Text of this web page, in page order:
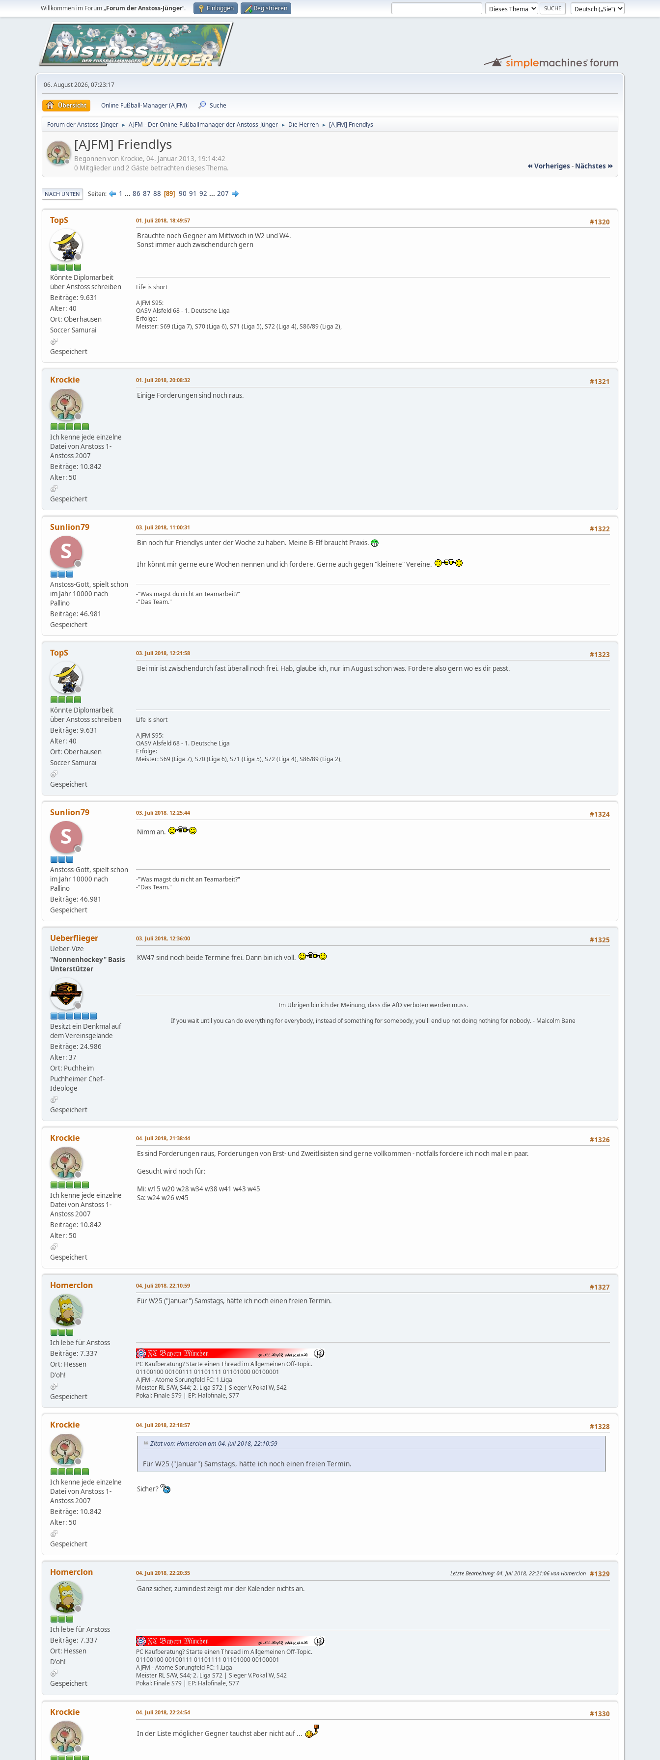
Willkommen im Forum „Forum der Anstoss-Jünger“. Einloggen Registrieren
06. August 2026, 07:23:17
Übersicht Online Fußball-Manager (AJFM) Suche
Forum der Anstoss-Jünger ► AJFM - Der Online-Fußballmanager der Anstoss-Jünger ► Die Herren ► [AJFM] Friendlys
[AJFM] Friendlys
Begonnen von Krockie, 04. Januar 2013, 19:14:42
⏪ Vorheriges - Nächstes ⏩
0 Mitglieder und 2 Gäste betrachten dieses Thema.
NACH UNTEN Seiten 1 ... 86 87 88 89 90 91 92 ... 207
TopS
Könnte Diplomarbeit
über Anstoss schreiben
Beiträge: 9.631
Alter: 40
Ort: Oberhausen
Soccer Samurai
Gespeichert
#1320
01. Juli 2018, 18:49:57
Bräuchte noch Gegner am Mittwoch in W2 und W4.
Sonst immer auch zwischendurch gern
Life is short
AJFM S95:
OASV Alsfeld 68 - 1. Deutsche Liga
Erfolge:
Meister: S69 (Liga 7), S70 (Liga 6), S71 (Liga 5), S72 (Liga 4), S86/89 (Liga 2),
Krockie
Ich kenne jede einzelne
Datei von Anstoss 1-
Anstoss 2007
Beiträge: 10.842
Alter: 50
Gespeichert
#1321
01. Juli 2018, 20:08:32
Einige Forderungen sind noch raus.
Sunlion79
S
Anstoss-Gott, spielt schon
im Jahr 10000 nach
Pallino
Beiträge: 46.981
Gespeichert
#1322
03. Juli 2018, 11:00:31
Bin noch für Friendlys unter der Woche zu haben. Meine B-Elf braucht Praxis.
Ihr könnt mir gerne eure Wochen nennen und ich fordere. Gerne auch gegen "kleinere" Vereine.
-"Was magst du nicht an Teamarbeit?"
-"Das Team."
TopS
Könnte Diplomarbeit
über Anstoss schreiben
Beiträge: 9.631
Alter: 40
Ort: Oberhausen
Soccer Samurai
Gespeichert
#1323
03. Juli 2018, 12:21:58
Bei mir ist zwischendurch fast überall noch frei. Hab, glaube ich, nur im August schon was. Fordere also gern wo es dir passt.
Life is short
AJFM S95:
OASV Alsfeld 68 - 1. Deutsche Liga
Erfolge:
Meister: S69 (Liga 7), S70 (Liga 6), S71 (Liga 5), S72 (Liga 4), S86/89 (Liga 2),
Sunlion79
S
Anstoss-Gott, spielt schon
im Jahr 10000 nach
Pallino
Beiträge: 46.981
Gespeichert
#1324
03. Juli 2018, 12:25:44
Nimm an.
-"Was magst du nicht an Teamarbeit?"
-"Das Team."
Ueberflieger
Ueber-Vize
"Nonnenhockey" Basis
Unterstützer
Besitzt ein Denkmal auf
dem Vereinsgelände
Beiträge: 24.986
Alter: 37
Ort: Puchheim
Puchheimer Chef-
Ideologe
Gespeichert
#1325
03. Juli 2018, 12:36:00
KW47 sind noch beide Termine frei. Dann bin ich voll.
Im Übrigen bin ich der Meinung, dass die AfD verboten werden muss.
If you wait until you can do everything for everybody, instead of something for somebody, you'll end up not doing nothing for nobody. - Malcolm Bane
Krockie
Ich kenne jede einzelne
Datei von Anstoss 1-
Anstoss 2007
Beiträge: 10.842
Alter: 50
Gespeichert
#1326
04. Juli 2018, 21:38:44
Es sind Forderungen raus, Forderungen von Erst- und Zweitlisisten sind gerne vollkommen - notfalls fordere ich noch mal ein paar.
Gesucht wird noch für:
Mi: w15 w20 w28 w34 w38 w41 w43 w45
Sa: w24 w26 w45
Homerclon
Ich lebe für Anstoss
Beiträge: 7.337
Ort: Hessen
D'oh!
Gespeichert
#1327
04. Juli 2018, 22:10:59
Für W25 ("Januar") Samstags, hätte ich noch einen freien Termin.
PC Kaufberatung? Starte einen Thread im Allgemeinen Off-Topic.
01100100 00100111 01101111 01101000 00100001
AJFM - Atome Sprungfeld FC: 1.Liga
Meister RL S/W, S44; 2. Liga S72 | Sieger V.Pokal W, S42
Pokal: Finale S79 | EP: Halbfinale, S77
Krockie
Ich kenne jede einzelne
Datei von Anstoss 1-
Anstoss 2007
Beiträge: 10.842
Alter: 50
Gespeichert
#1328
04. Juli 2018, 22:18:57
Zitat von: Homerclon am 04. Juli 2018, 22:10:59
Für W25 ("Januar") Samstags, hätte ich noch einen freien Termin.
Sicher?
Homerclon
Ich lebe für Anstoss
Beiträge: 7.337
Ort: Hessen
D'oh!
Gespeichert
#1329
04. Juli 2018, 22:20:35 Letzte Bearbeitung: 04. Juli 2018, 22:21:06 von Homerclon
Ganz sicher, zumindest zeigt mir der Kalender nichts an.
PC Kaufberatung? Starte einen Thread im Allgemeinen Off-Topic.
01100100 00100111 01101111 01101000 00100001
AJFM - Atome Sprungfeld FC: 1.Liga
Meister RL S/W, S44; 2. Liga S72 | Sieger V.Pokal W, S42
Pokal: Finale S79 | EP: Halbfinale, S77
Krockie #1330
04. Juli 2018, 22:24:54
In der Liste möglicher Gegner tauchst aber nicht auf ...